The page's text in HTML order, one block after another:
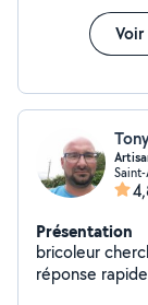
Présentation
bricoleur
réponse rapide